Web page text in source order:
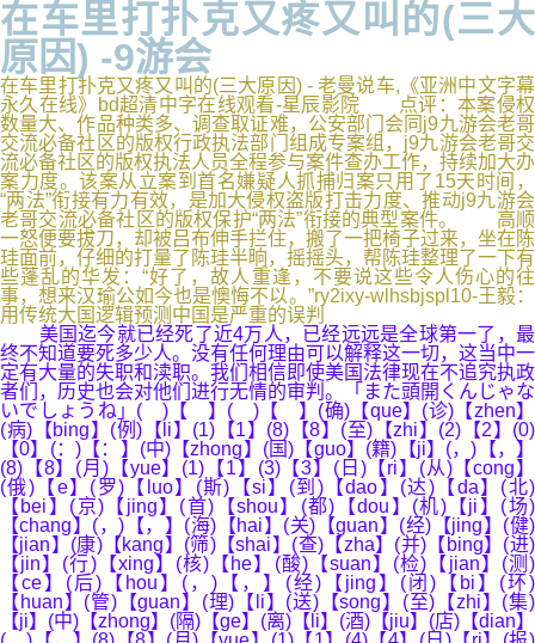
在车里打扑克又疼又叫的(三大
原因) -9游会
在车里打扑克又疼又叫的(三大原因) - 老曼说车,《亚洲中文字幕
永久在线》bd超清中字在线观看-星辰影院 点评：本案侵权
数量大、作品种类多、调查取证难，公安部门会同j9九游会老哥
交流必备社区的版权行政执法部门组成专案组，j9九游会老哥交
流必备社区的版权执法人员全程参与案件查办工作，持续加大办
案力度。该案从立案到首名嫌疑人抓捕归案只用了15天时间，
“两法”衔接有力有效，是加大侵权盗版打击力度、推动j9九游会
老哥交流必备社区的版权保护“两法”衔接的典型案件。 高顺
一怒便要拔刀，却被吕布伸手拦住，搬了一把椅子过来，坐在陈
珪面前，仔细的打量了陈珪半晌，摇摇头，帮陈珪整理了一下有
些蓬乱的华发：“好了，故人重逢，不要说这些令人伤心的往
事，想来汉瑜公如今也是懊悔不以。”ry2ixy-wlhsbjspl10-王毅：
用传统大国逻辑预测中国是严重的误判
美国迄今就已经死了近4万人，已经远远是全球第一了，最
终不知道要死多少人。没有任何理由可以解释这一切，这当中一
定有大量的失职和渎职。我们相信即使美国法律现在不追究执政
者们，历史也会对他们进行无情的审判。「また頭開くんじゃな
いでしょうね」( )【 】( )【 】(确)【que】(诊)【zhen】
(病)【bing】(例)【li】(1)【1】(8)【8】(至)【zhi】(2)【2】(0)
【0】(：)【：】(中)【zhong】(国)【guo】(籍)【ji】(，)【，】
(8)【8】(月)【yue】(1)【1】(3)【3】(日)【ri】(从)【cong】
(俄)【e】(罗)【luo】(斯)【si】(到)【dao】(达)【da】(北)
【bei】(京)【jing】(首)【shou】(都)【dou】(机)【ji】(场)
【chang】(，)【，】(海)【hai】(关)【guan】(经)【jing】(健)
【jian】(康)【kang】(筛)【shai】(查)【zha】(并)【bing】(进)
【jin】(行)【xing】(核)【he】(酸)【suan】(检)【jian】(测)
【ce】(后)【hou】(，)【，】(经)【jing】(闭)【bi】(环)
【huan】(管)【guan】(理)【li】(送)【song】(至)【zhi】(集)
【ji】(中)【zhong】(隔)【ge】(离)【li】(酒)【jiu】(店)【dian】